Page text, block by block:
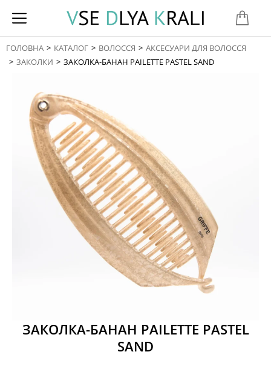
You are here:
ГОЛОВНА КАТАЛОГ ВОЛОССЯ
АКСЕСУАРИ ДЛЯ ВОЛОССЯ
ЗАКОЛКИ
ЗАКОЛКА-БАНАН PAILETTE PASTEL SAND
ЗАКОЛКА-БАНАН PAILETTE PASTEL
SAND